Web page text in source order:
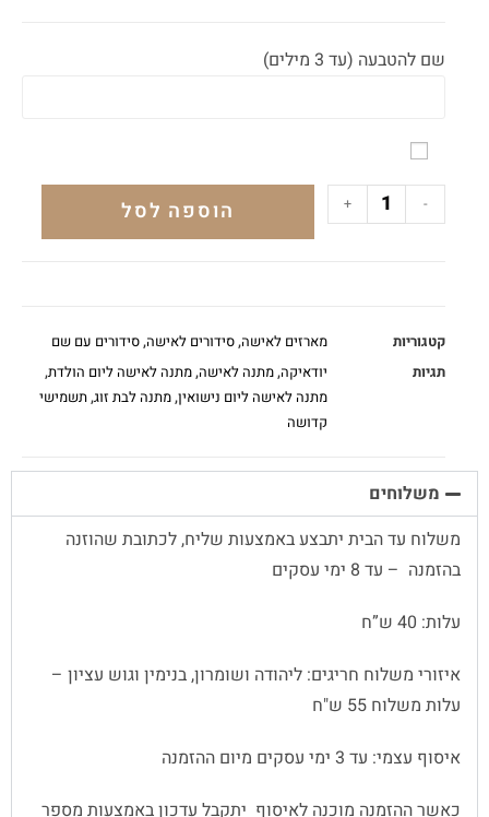
שם להטבעה (עד 3 מילים)
-
+ הוספה לסל
קטגוריות מארזים לאישה,סידורים לאישה,סידורים עם שם
תגיות
יודאיקה,מתנה לאישה,מתנה לאישה ליום הולדת,
מתנה לאישה ליום נישואין,מתנה לבת זוג,תשמישי
קדושה
משלוחים
משלוח עד הבית יתבצע באמצעות שליח, לכתובת שהוזנה
בהזמנה – עד 8 ימי עסקים
עלות: 40 ש”ח
איזורי משלוח חריגים: ליהודה ושומרון, בנימין וגוש עציון –
עלות משלוח 55 ש"ח
איסוף עצמי: עד 3 ימי עסקים מיום ההזמנה
כאשר ההזמנה מוכנה לאיסוף יתקבל עדכון באמצעות מספר